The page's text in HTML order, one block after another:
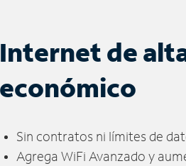
Internet de
económico
Sin contratos ni límites de
Agrega WiFi Avanzado y